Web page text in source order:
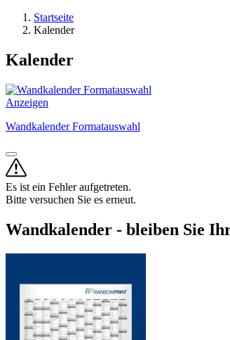
Startseite
Kalender
Kalender
Anzeigen
Wandkalender Formatauswahl
Es ist ein Fehler aufgetreten.
Bitte versuchen Sie es erneut.
Wandkalender - bleiben Sie